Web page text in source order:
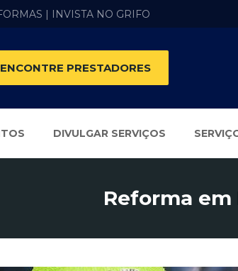
| INVISTA NO GRIFO
ENCONTRE PRESTADORES
DIVULGAR SERVIÇOS
Reforma em